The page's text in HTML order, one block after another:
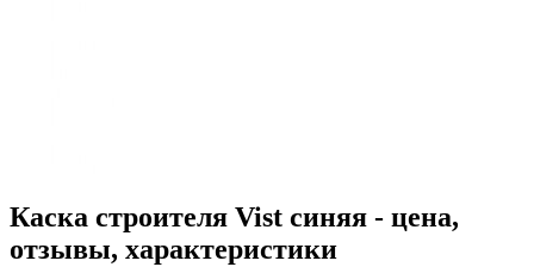
Каска строителя Vist синяя - цена,
отзывы, характеристики